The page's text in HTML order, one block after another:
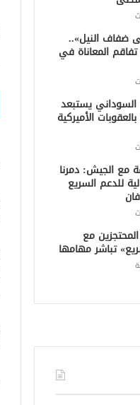
النيل»..
تفاقم المعاناة في
السوداني يستبعد
الأميركية
مع الجيش: دمرنا
للدعم السريع
مع
تباشر مهامها